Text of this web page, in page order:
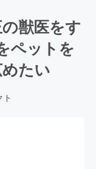
獣医をす
ペットを
たい
ト